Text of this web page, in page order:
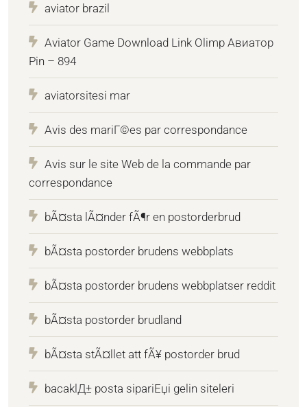
aviator brazil
Aviator Game Download Link Olimp Авиатор
Pin – 894
aviatorsitesi mar
Avis des mariГ©es par correspondance
Avis sur le site Web de la commande par
correspondance
bÃ¤sta lÃ¤nder fÃ¶r en postorderbrud
bÃ¤sta postorder brudens webbplats
bÃ¤sta postorder brudens webbplatser reddit
bÃ¤sta postorder brudland
bÃ¤sta stÃ¤llet att fÃ¥ postorder brud
bacaklД± posta sipariЕџi gelin siteleri